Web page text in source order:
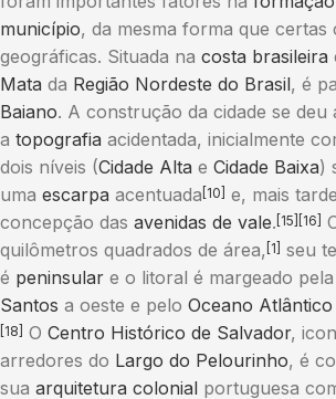
município, da mesma forma que certas
geográficas. Situada na costa brasileira
Mata da Região Nordeste do Brasil, é
Baiano. A construção da cidade se deu
a topografia acidentada, inicialmente
dois níveis (Cidade Alta e Cidade Baixa)
uma escarpa acentuada [10]
e, mais
concepção das avenidas de vale. [15] [16]
quilômetros quadrados de área, [1]
seu
é peninsular e o litoral é margeado pela
Santos a oeste e pelo Oceano Atlântico
[18]
O Centro Histórico de Salvador,
arredores do Largo do Pelourinho, é
sua arquitetura colonial portuguesa